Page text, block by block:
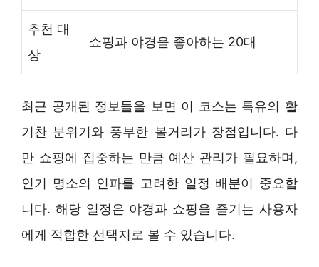
추천 대
상
쇼핑과 야경을 좋아하는 20대
최근 공개된 정보들을 보면 이 코스는 특유의 활
기찬 분위기와 풍부한 볼거리가 장점입니다. 다
만 쇼핑에 집중하는 만큼 예산 관리가 필요하며,
인기 명소의 인파를 고려한 일정 배분이 중요합
니다. 해당 일정은 야경과 쇼핑을 즐기는 사용자
에게 적합한 선택지로 볼 수 있습니다.